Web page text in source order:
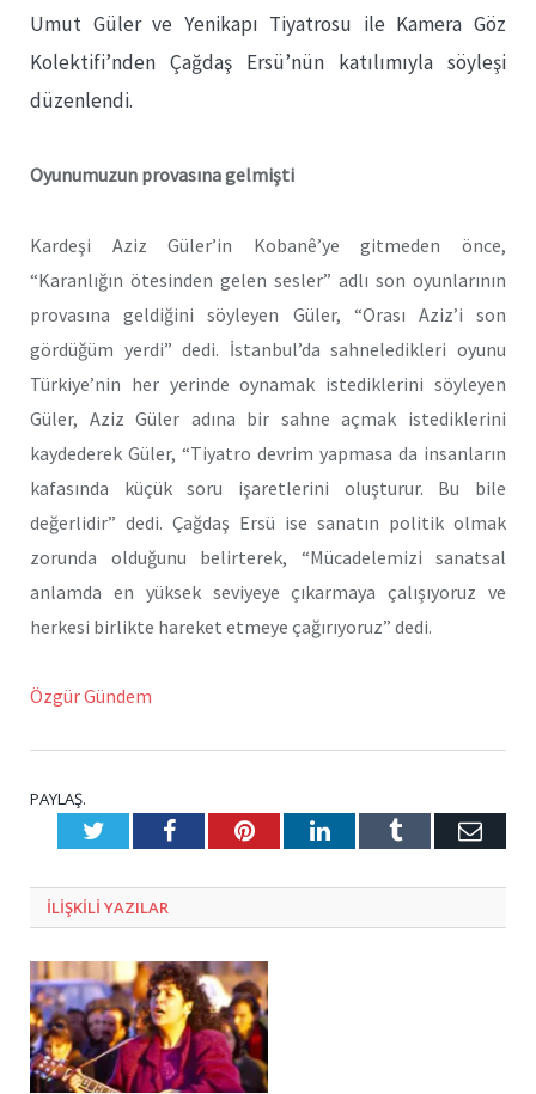
Umut Güler ve Yenikapı Tiyatrosu ile Kamera Göz
Kolektifi’nden Çağdaş Ersü’nün katılımıyla söyleşi
düzenlendi.
Oyunumuzun provasına gelmişti
Kardeşi Aziz Güler’in Kobanê’ye gitmeden önce,
“Karanlığın ötesinden gelen sesler” adlı son oyunlarının
provasına geldiğini söyleyen Güler, “Orası Aziz’i son
gördüğüm yerdi” dedi. İstanbul’da sahneledikleri oyunu
Türkiye’nin her yerinde oynamak istediklerini söyleyen
Güler, Aziz Güler adına bir sahne açmak istediklerini
kaydederek Güler, “Tiyatro devrim yapmasa da insanların
kafasında küçük soru işaretlerini oluşturur. Bu bile
değerlidir” dedi. Çağdaş Ersü ise sanatın politik olmak
zorunda olduğunu belirterek, “Mücadelemizi sanatsal
anlamda en yüksek seviyeye çıkarmaya çalışıyoruz ve
herkesi birlikte hareket etmeye çağırıyoruz” dedi.
Özgür Gündem
PAYLAŞ.
TwitterFacebookPinterestLinkedInTumblr E-
ILIŞKILI YAZILAR